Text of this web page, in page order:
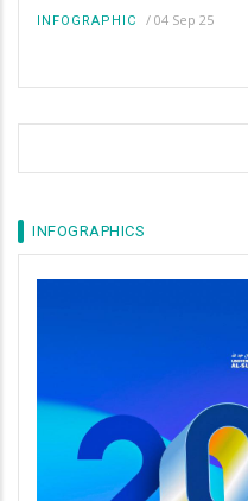
INFOGRAPHIC / 04 Sep 25
INFOGRAPHICS